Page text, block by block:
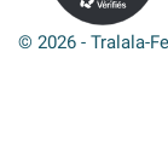
© 2026 - Tralala-